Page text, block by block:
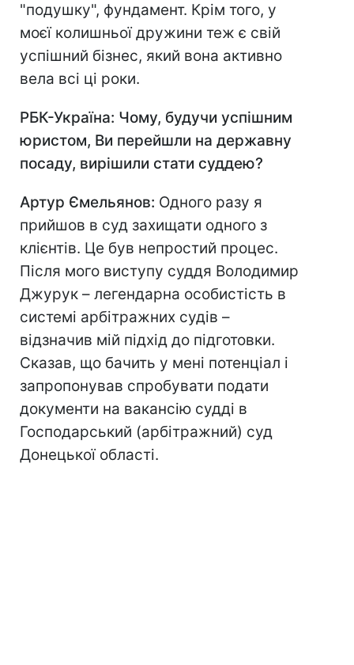
"подушку", фундамент. Крім того, у
моєї колишньої дружини теж є свій
успішний бізнес, який вона активно
вела всі ці роки.
РБК-Україна: Чому, будучи успішним
юристом, Ви перейшли на державну
посаду, вирішили стати суддею?
Артур Ємельянов: Одного разу я
прийшов в суд захищати одного з
клієнтів. Це був непростий процес.
Після мого виступу суддя Володимир
Джурук – легендарна особистість в
системі арбітражних судів –
відзначив мій підхід до підготовки.
Сказав, що бачить у мені потенціал і
запропонував спробувати подати
документи на вакансію судді в
Господарський (арбітражний) суд
Донецької області.